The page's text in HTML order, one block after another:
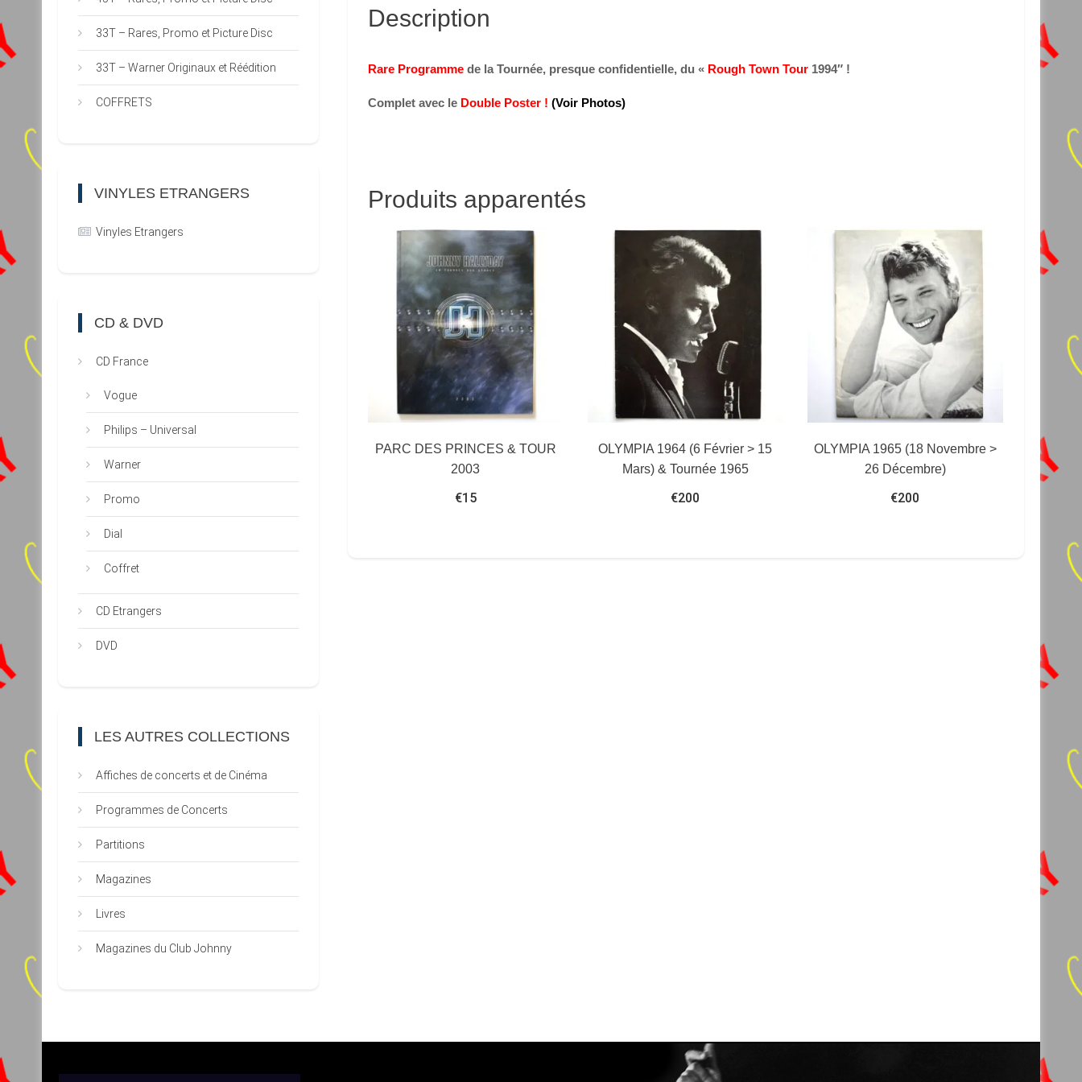
Description
Rare Programme de la Tournée, presque confidentielle, du « Rough Town Tour 1994″ !
Complet avec le Double Poster ! (Voir Photos)
Produits apparentés
PARC DES PRINCES & TOUR
2003
€15
OLYMPIA 1964 (6 Février > 15
Mars) & Tournée 1965
€200
OLYMPIA 1965 (18 Novembre >
26 Décembre)
€200
33T – Rares, Promo et Picture Disc
33T – Warner Originaux et Réédition
COFFRETS
VINYLES ETRANGERS
Vinyles Etrangers
CD & DVD
CD France
Vogue
Philips – Universal
Warner
Promo
Dial
Coffret
CD Etrangers
DVD
LES AUTRES COLLECTIONS
Affiches de concerts et de Cinéma
Programmes de Concerts
Partitions
Magazines
Livres
Magazines du Club Johnny